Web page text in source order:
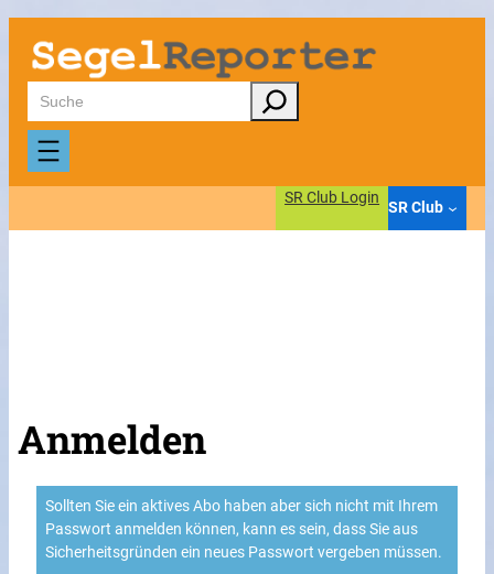
Suchen
SR Club Login
SR Club
Anmelden
Sollten Sie ein aktives Abo haben aber sich nicht mit Ihrem
Passwort anmelden können, kann es sein, dass Sie aus
Sicherheitsgründen ein neues Passwort vergeben müssen.